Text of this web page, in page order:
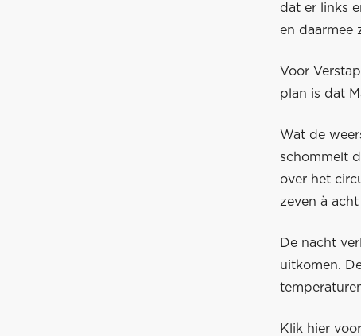
dat er links
en daarmee
Voor
plan is dat
Wat de
schommelt
over het
zeven à
De nacht
uitkomen.
Klik hier